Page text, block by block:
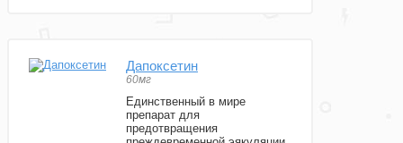
Дапоксетин
60мг
Единственный в мире
препарат для
предотвращения